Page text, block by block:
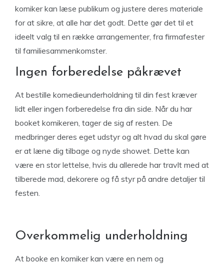
komiker kan læse publikum og justere deres materiale
for at sikre, at alle har det godt. Dette gør det til et
ideelt valg til en række arrangementer, fra firmafester
til familiesammenkomster.
Ingen forberedelse påkrævet
At bestille komedieunderholdning til din fest kræver
lidt eller ingen forberedelse fra din side. Når du har
booket komikeren, tager de sig af resten. De
medbringer deres eget udstyr og alt hvad du skal gøre
er at læne dig tilbage og nyde showet. Dette kan
være en stor lettelse, hvis du allerede har travlt med at
tilberede mad, dekorere og få styr på andre detaljer til
festen.
Overkommelig underholdning
At booke en komiker kan være en nem og